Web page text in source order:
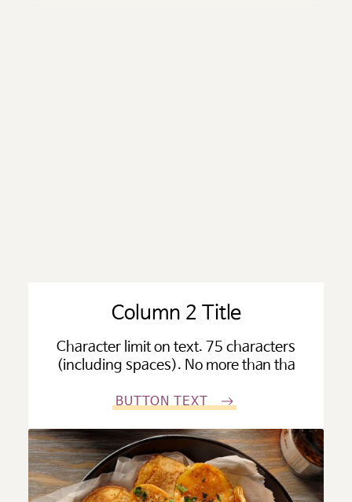
Column 2 Title
Character limit on text. 75 characters
(including spaces). No more than tha
BUTTON TEXT